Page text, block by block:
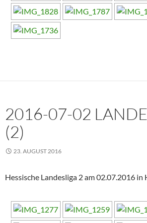
2016-07-02
(2)
23. AUGUST 2016
Hessische Landesliga 2 am 02.07.2016 in